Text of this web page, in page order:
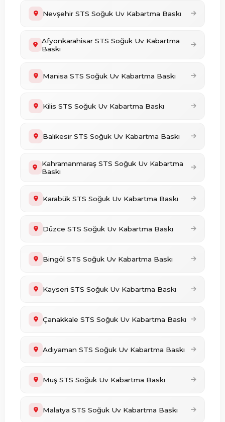
Nevşehir STS Soğuk Uv Kabartma Baskı
Afyonkarahisar STS Soğuk Uv Kabartma
Baskı
Manisa STS Soğuk Uv Kabartma Baskı
Kilis STS Soğuk Uv Kabartma Baskı
Balıkesir STS Soğuk Uv Kabartma Baskı
Kahramanmaraş STS Soğuk Uv Kabartma
Baskı
Karabük STS Soğuk Uv Kabartma Baskı
Düzce STS Soğuk Uv Kabartma Baskı
Bingöl STS Soğuk Uv Kabartma Baskı
Kayseri STS Soğuk Uv Kabartma Baskı
Çanakkale STS Soğuk Uv Kabartma Baskı
Adıyaman STS Soğuk Uv Kabartma Baskı
Muş STS Soğuk Uv Kabartma Baskı
Malatya STS Soğuk Uv Kabartma Baskı